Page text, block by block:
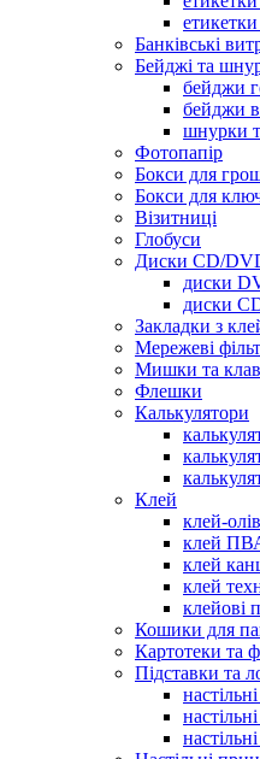
Банківські
Бейджі та
бейджи
бейджи
шнурки
Фотопапір
Бокси для
Бокси для
Візитниці
Глобуси
Диски CD/
диски
диски
Закладки з
Мережеві
Мишки та
Флешки
Калькулятори
Клей
клей-
клей
клей
клей
клейові
Кошики для
Картотеки та
Підставки та